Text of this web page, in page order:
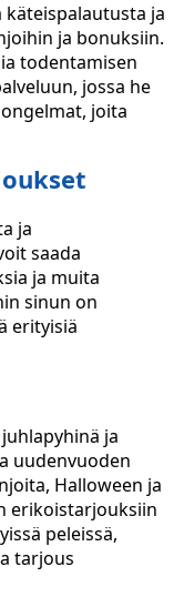
ja
ja bonuksiin.
todentamisen
jossa he
joita
ja
saada
ja muita
sinun on
erityisiä
ja
uudenvuoden
Halloween ja
erikoistarjouksiin
peleissä,
tarjous